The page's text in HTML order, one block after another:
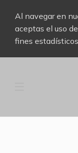
Al navegar en
aceptas el uso
fines